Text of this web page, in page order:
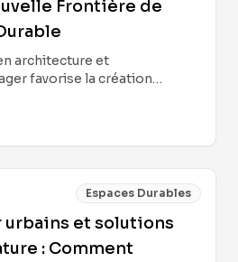
Frontière de
architecture et
favorise la création
et l'innovation
les environnements
Espaces Durables
urbains et solutions
: Comment